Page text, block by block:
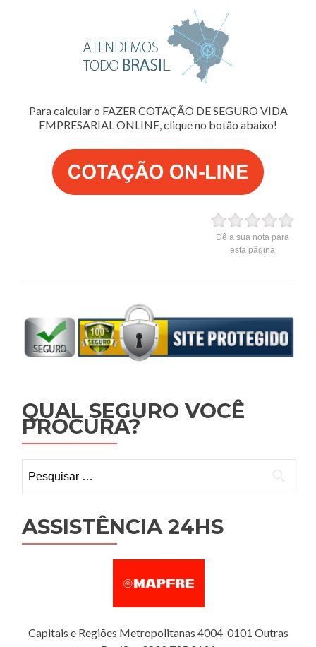
Para calcular o FAZER COTAÇÃO DE SEGURO VIDA
EMPRESARIAL ONLINE, clique no botão abaixo!
Dê a sua nota para
esta página
QUAL SEGURO VOCÊ
PROCURA?
por:
ASSISTÊNCIA 24HS
Capitais e Regiões Metropolitanas 4004-0101 Outras